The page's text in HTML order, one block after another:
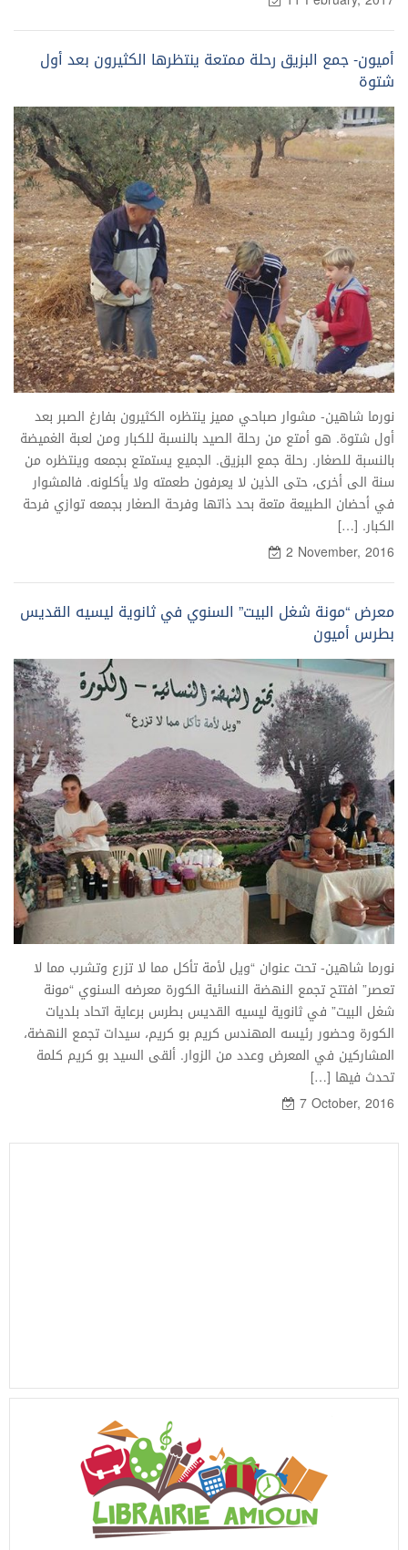
أميون- جمع البزيق رحلة ممتعة ينتظرها الكثيرون بعد أول
شتوة
نورما شاهين- مشوار صباحي مميز ينتظره الكثيرون بفارغ الصبر بعد
أول شتوة. هو أمتع من رحلة الصيد بالنسبة للكبار ومن لعبة الغميضة
بالنسبة للصغار. رحلة جمع البزيق. الجميع يستمتع بجمعه وينتظره من
سنة الى أخرى، حتى الذين لا يعرفون طعمته ولا يأكلونه. فالمشوار
في أحضان الطبيعة متعة بحد ذاتها وفرحة الصغار بجمعه توازي فرحة
الكبار. […]
2 November, 2016
معرض “مونة شغل البيت” السنوي في ثانوية ليسيه القديس
بطرس أميون
نورما شاهين- تحت عنوان “ويل لأمة تأكل مما لا تزرع وتشرب مما لا
تعصر” افتتح تجمع النهضة النسائية الكورة معرضه السنوي “مونة
شغل البيت” في ثانوية ليسيه القديس بطرس برعاية اتحاد بلديات
الكورة وحضور رئيسه المهندس كريم بو كريم، سيدات تجمع النهضة،
المشاركين في المعرض وعدد من الزوار. ألقى السيد بو كريم كلمة
تحدث فيها […]
7 October, 2016